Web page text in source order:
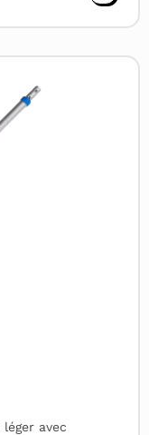
avec